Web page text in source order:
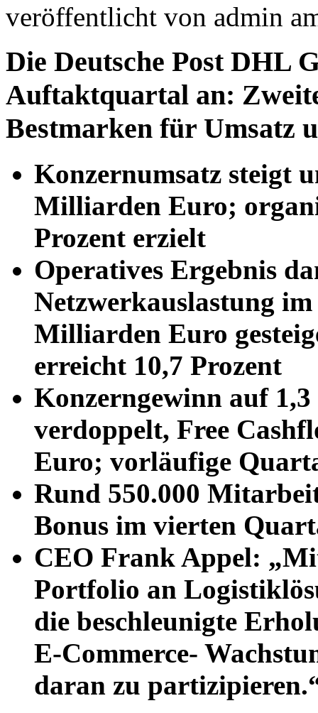
veröffentlicht von admin
Die Deutsche Post DHL
Auftaktquartal an:
Bestmarken für Umsatz
Konzernumsatz steigt
Milliarden Euro;
Prozent erzielt
Operatives Ergebnis
Netzwerkauslastung
Milliarden Euro
erreicht 10,7 Prozent
Konzerngewinn auf
verdoppelt, Free
Euro; vorläufige
Rund 550.000
Bonus im vierten
CEO Frank Appel:
Portfolio an
die beschleunigte
E-Commerce-
daran zu